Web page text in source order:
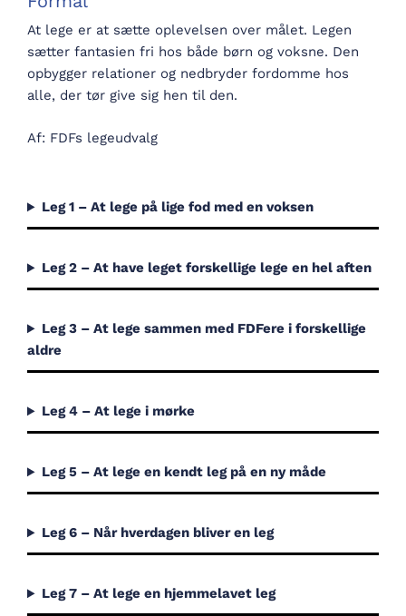
At lege er at sætte oplevelsen over målet. Legen
sætter fantasien fri hos både børn og voksne. Den
opbygger relationer og nedbryder fordomme hos
alle, der tør give sig hen til den.
Af: FDFs legeudvalg
Leg 1 – At lege på lige fod med en voksen
Leg 2 – At have leget forskellige lege en hel aften
Leg 3 – At lege sammen med FDFere i forskellige
aldre
Leg 4 – At lege i mørke
Leg 5 – At lege en kendt leg på en ny måde
Leg 6 – Når hverdagen bliver en leg
Leg 7 – At lege en hjemmelavet leg